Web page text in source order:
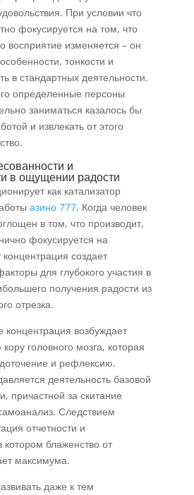
При условии что
фокусируется на том, что
восприятие изменяется – он
тонкости и
в стандартных деятельности.
определенные персоны
заниматься казалось бы
и извлекать от этого
и
в ощущении радости
как катализатор
азино 777. Когда человек
в том, что производит,
фокусируется на
создает
для глубокого участия в
получения радости из
отрезка.
концентрация возбуждает
головного мозга, которая
и рефлексию.
деятельность базовой
причастной за скитание
Следствием
отчетности и
блаженство от
максимума.
даже к тем